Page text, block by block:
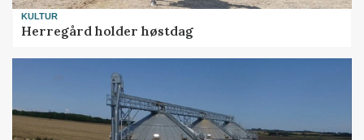
KULTUR
Herregård holder høstdag